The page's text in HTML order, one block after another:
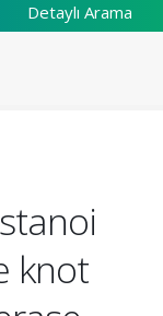
Detaylı Arama
knot